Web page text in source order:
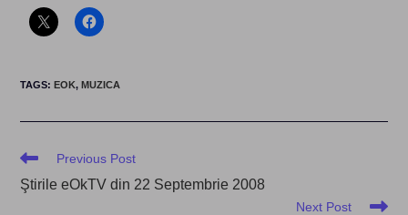
TAGS:EOK, MUZICA
Read
articles
Previous Post
Ştirile eOkTV din 22 Septembrie 2008
Next Post